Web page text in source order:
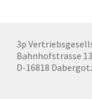
3p
Bahnhofstrasse
D-16818